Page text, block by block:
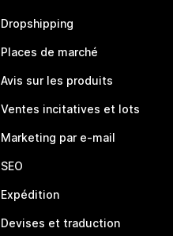
Dropshipping
Places de marché
Avis sur les produits
Ventes incitatives et lots
Marketing par e-mail
SEO
Expédition
Devises et traduction